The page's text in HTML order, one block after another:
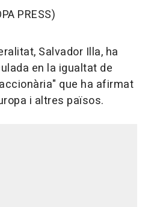
PRESS)
Salvador Illa, ha
en la igualtat de
que ha afirmat
i altres països.